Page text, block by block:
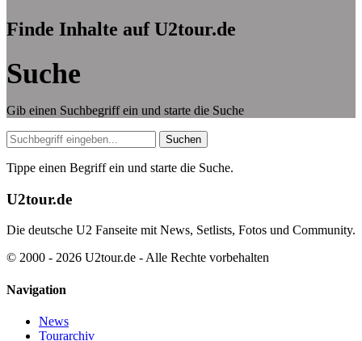
Finde Inhalte auf U2tour.de
Suche
Gib einen Suchbegriff ein und starte die Suche
Suche
Suchen
Tippe einen Begriff ein und starte die Suche.
U2tour.de
Die deutsche U2 Fanseite mit News, Setlists, Fotos und Community.
© 2000 - 2026 U2tour.de - Alle Rechte vorbehalten
Navigation
News
Tourarchiv